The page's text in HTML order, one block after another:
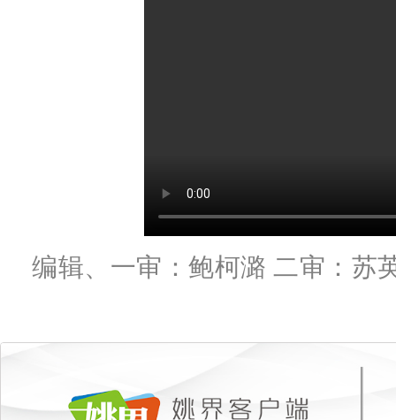
编辑、一审：鲍柯潞 二审：苏